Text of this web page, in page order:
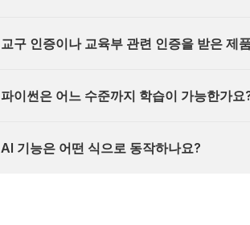
교구 인증이나 교육부 관련 인증을 받은 제
파이썬은 어느 수준까지 학습이 가능한가요
AI 기능은 어떤 식으로 동작하나요?